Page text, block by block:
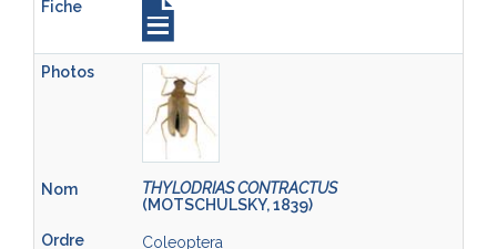
THYLODRIAS CONTRACTUS
(MOTSCHULSKY, 1839)
Coleoptera